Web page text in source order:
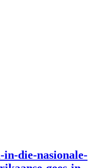
in-die-nasionale-